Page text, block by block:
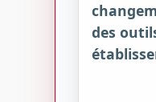
des